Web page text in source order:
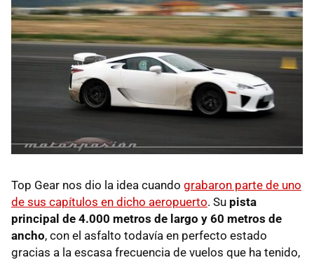
Top Gear nos dio la idea cuando grabaron parte de uno
de sus capítulos en dicho aeropuerto. Su pista
principal de 4.000 metros de largo y 60 metros de
ancho, con el asfalto todavía en perfecto estado
gracias a la escasa frecuencia de vuelos que ha tenido,